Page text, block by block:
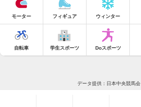
モーター フィギュア ウィンター
自転車 学生スポーツ Doスポーツ
データ提供：日本中央競馬会